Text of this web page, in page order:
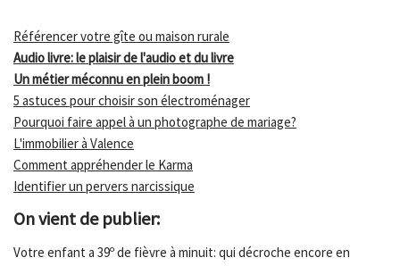
Référencer votre gîte ou maison rurale
Audio livre: le plaisir de l'audio et du livre
Un métier méconnu en plein boom !
5 astuces pour choisir son électroménager
Pourquoi faire appel à un photographe de mariage?
L'immobilier à Valence
Comment appréhender le Karma
Identifier un pervers narcissique
On vient de publier:
Votre enfant a 39º de fièvre à minuit: qui décroche encore en